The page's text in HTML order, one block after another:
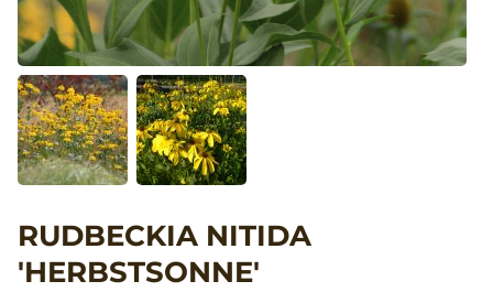
RUDBECKIA NITIDA
'HERBSTSONNE'